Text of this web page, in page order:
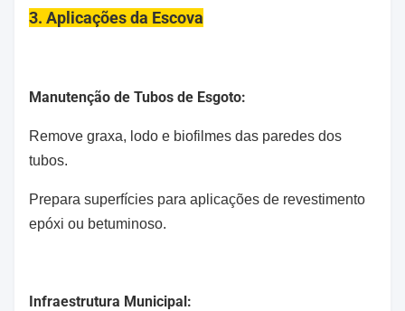
3. Aplicações da Escova
Manutenção de Tubos de Esgoto:
Remove graxa, lodo e biofilmes das paredes dos
tubos.
Prepara superfícies para aplicações de revestimento
epóxi ou betuminoso.
Infraestrutura Municipal: